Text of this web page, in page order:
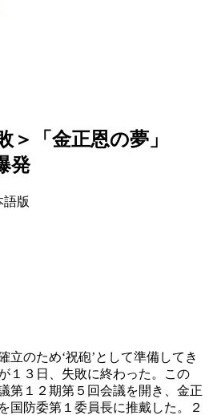
＞「金正恩の夢」
発
版
立のため‘祝砲’として準備してき
１３日、失敗に終わった。この
第１２期第５回会議を開き、金正
国防委第１委員長に推戴した。２